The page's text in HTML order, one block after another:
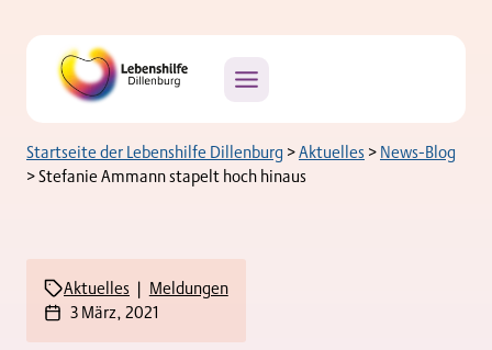
Inhalt
springen
Startseite der Lebenshilfe Dillenburg >Aktuelles >News-Blog
>Stefanie Ammann stapelt hoch hinaus
Aktuelles | Meldungen
3 März, 2021